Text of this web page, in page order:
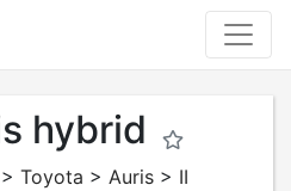
hybrid
> Toyota > Auris > II